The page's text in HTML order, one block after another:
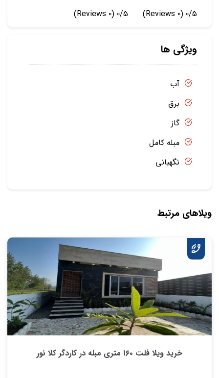
0/5
(0 Reviews)
0/5
(0 Reviews)
ویژگی ها
آب
برق
گاز
مبله کامل
نگهبانی
ویلاهای مرتبط
خرید ویلا فلت ۱۶۰ متری مبله در کاردگر کلا نور